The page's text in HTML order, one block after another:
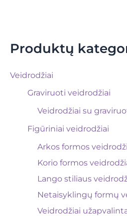
Produktų
Veidrodžiai
Graviruoti veidrodžiai
Veidrodžiai su
Figūriniai veidrodžiai
Arkos formos
Korio formos
Lango stiliaus
Netaisyklingų formų
Veidrodžiai